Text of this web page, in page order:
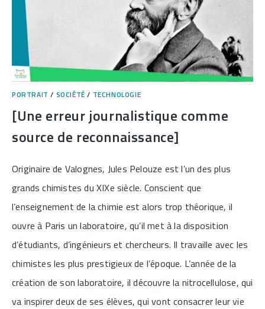
PORTRAIT / SOCIÉTÉ / TECHNOLOGIE
[Une erreur journalistique comme
source de reconnaissance]
Originaire de Valognes, Jules Pelouze est l’un des plus
grands chimistes du XIXe siècle. Conscient que
l’enseignement de la chimie est alors trop théorique, il
ouvre à Paris un laboratoire, qu’il met à la disposition
d’étudiants, d’ingénieurs et chercheurs. Il travaille avec les
chimistes les plus prestigieux de l’époque. L’année de la
création de son laboratoire, il découvre la nitrocellulose, qui
va inspirer deux de ses élèves, qui vont consacrer leur vie